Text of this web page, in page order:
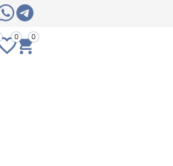
0 0